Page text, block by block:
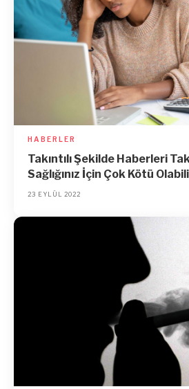
HABERLER
Takıntılı Şekilde Haberleri
Sağlığınız İçin Çok Kötü
23 EYLÜL 2022